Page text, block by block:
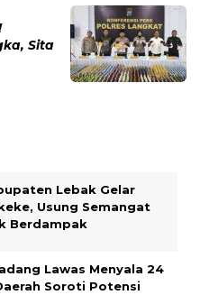
Sita
Lebak Gelar
Usung Semangat
Berdampak
Lawas Menyala 24
Soroti Potensi